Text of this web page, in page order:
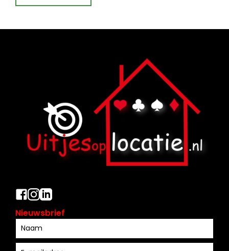
Nieuwsbrief